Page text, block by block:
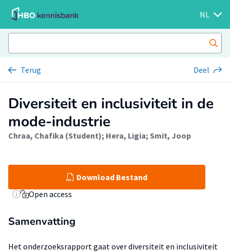
NL
Terug Deel
Diversiteit en inclusiviteit in de
mode-industrie
Chraa, Chafika (Student); Hera, Ligia; Smit, Joop
Download Bestand
Open access
Samenvatting
Het onderzoeksrapport gaat over diversiteit en inclusiviteit